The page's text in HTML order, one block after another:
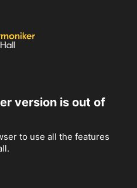
version is out of
to use all the features